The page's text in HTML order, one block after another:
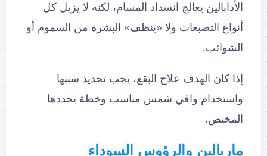
الأدابالين يعالج انسداد المسام، لكنه لا يزيل كل
أنواع التصبغات ولا «ينظف» البشرة من السموم أو
الشوائب.
إذا كان الهدف علاج البقع، يجب تحديد سببها
واستخدام واقي شمس مناسب وخطة يحددها
المختص.
ماربالين والرؤوس السوداء